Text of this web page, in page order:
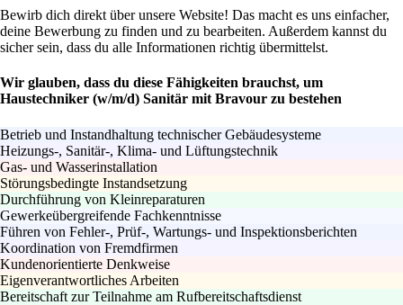
Bewirb dich direkt über unsere Website! Das macht es uns einfacher,
deine Bewerbung zu finden und zu bearbeiten. Außerdem kannst du
sicher sein, dass du alle Informationen richtig übermittelst.
Wir glauben, dass du diese Fähigkeiten brauchst, um
Haustechniker (w/m/d) Sanitär mit Bravour zu bestehen
Betrieb und Instandhaltung technischer Gebäudesysteme
Heizungs-, Sanitär-, Klima- und Lüftungstechnik
Gas- und Wasserinstallation
Störungsbedingte Instandsetzung
Durchführung von Kleinreparaturen
Gewerkeübergreifende Fachkenntnisse
Führen von Fehler-, Prüf-, Wartungs- und Inspektionsberichten
Koordination von Fremdfirmen
Kundenorientierte Denkweise
Eigenverantwortliches Arbeiten
Bereitschaft zur Teilnahme am Rufbereitschaftsdienst